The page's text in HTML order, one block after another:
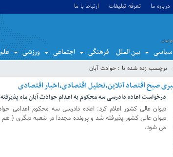
درباره ما تعرفه تبلیغات ارتباط با ما
سیاسی بین الملل فرهنگی اجتماعی ورزشی
برچسب زده شده با : حوادث آبان
درخواست اعاده دادرسی سه محکوم به اعدام حوادث آبان ماه
دیوان عالی کشور اعلام کرد: اعاده دادرسی سه محکوم اعدامی
دیوان عالی کشور پذیرفته شد و پرونده مجددا در شعبه دیگری (
می شود.